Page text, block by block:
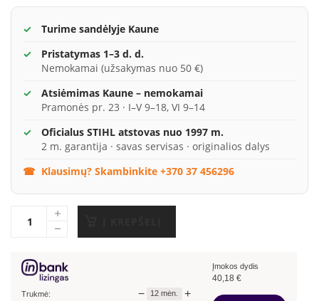
Turime sandėlyje Kaune
Pristatymas 1–3 d. d.
Nemokamai (užsakymas nuo 50 €)
Atsiėmimas Kaune – nemokamai
Pramonės pr. 23 · I–V 9–18, VI 9–14
Oficialus STIHL atstovas nuo 1997 m.
2 m. garantija · savas servisas · originalios dalys
Klausimų? Skambinkite +370 37 456296
Trukmė: − 12 mėn. +
Įmokos dydis
40,18 €